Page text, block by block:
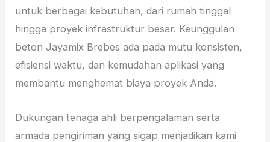
untuk berbagai kebutuhan, dari rumah tinggal
hingga proyek infrastruktur besar. Keunggulan
beton Jayamix Brebes ada pada mutu konsisten,
efisiensi waktu, dan kemudahan aplikasi yang
membantu menghemat biaya proyek Anda.
Dukungan tenaga ahli berpengalaman serta
armada pengiriman yang sigap menjadikan kami